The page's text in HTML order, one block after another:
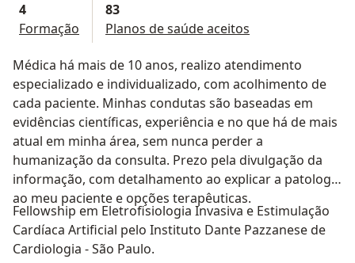
4
Formação
83
Planos de saúde aceitos
Médica há mais de 10 anos, realizo atendimento
especializado e individualizado, com acolhimento de
cada paciente. Minhas condutas são baseadas em
evidências científicas, experiência e no que há de mais
atual em minha área, sem nunca perder a
humanização da consulta. Prezo pela divulgação da
informação, com detalhamento ao explicar a patologia
ao meu paciente e opções terapêuticas.
Fellowship em Eletrofisiologia Invasiva e Estimulação
Cardíaca Artificial pelo Instituto Dante Pazzanese de
Cardiologia - São Paulo.